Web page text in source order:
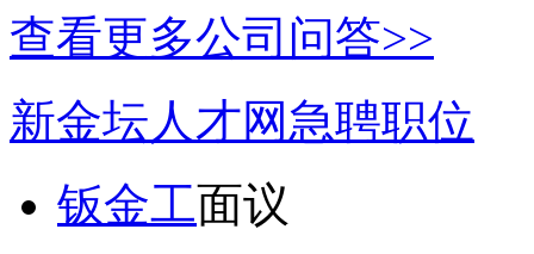
查看更多公司问答>>
新金坛人才网急聘职位
钣金工面议